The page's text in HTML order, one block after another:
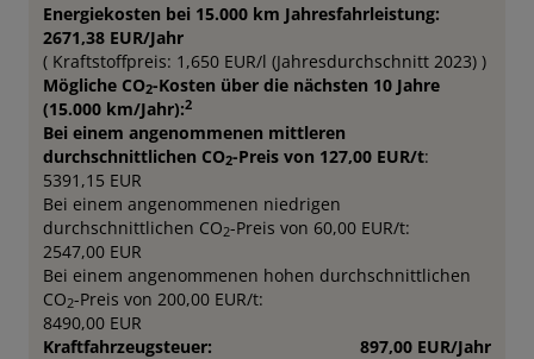
Energiekosten bei 15.000 km Jahresfahrleistung:
2671,38 EUR/Jahr
( Kraftstoffpreis: 1,650 EUR/l (Jahresdurchschnitt 2023) )
Mögliche CO2-Kosten über die nächsten 10 Jahre
(15.000 km/Jahr):2
Bei einem angenommenen mittleren
durchschnittlichen CO2-Preis von 127,00 EUR/t:
5391,15 EUR
Bei einem angenommenen niedrigen
durchschnittlichen CO2-Preis von 60,00 EUR/t:
2547,00 EUR
Bei einem angenommenen hohen durchschnittlichen
CO2-Preis von 200,00 EUR/t:
8490,00 EUR
Kraftfahrzeugsteuer:
897,00 EUR/Jahr